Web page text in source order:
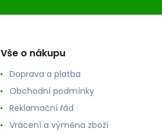
Vše o nákupu
Doprava a platba
Obchodní podmínky
Reklamační řád
Vrácení a výměna zboží